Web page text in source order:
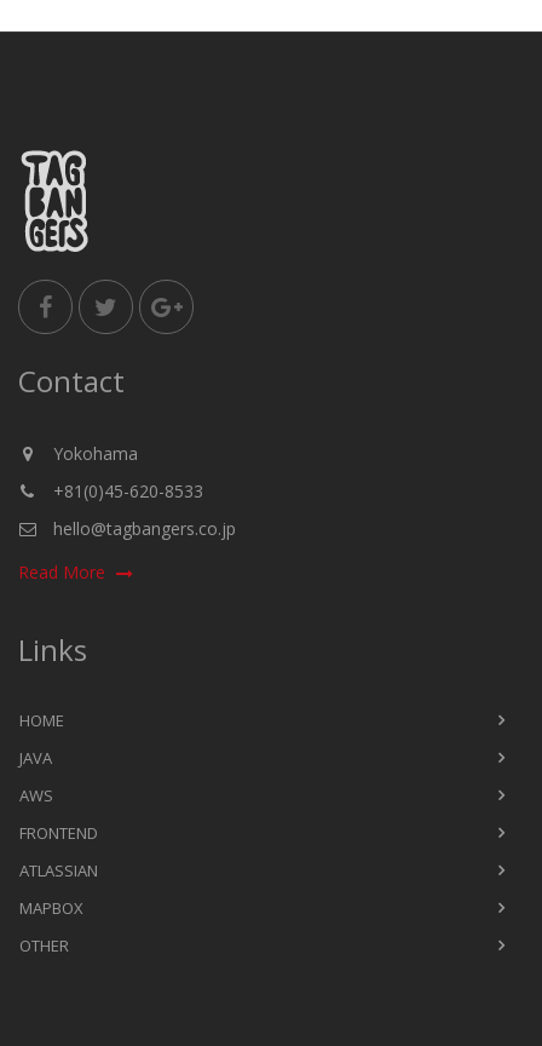
Contact
Yokohama
+81(0)45-620-8533
hello@tagbangers.co.jp
Read More
Links
HOME
JAVA
AWS
FRONTEND
ATLASSIAN
MAPBOX
OTHER